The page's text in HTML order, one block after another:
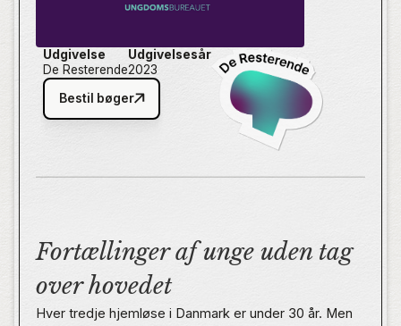
Udgivelse
De Resterende
Udgivelsesår
2023
Bestil bøger
Fortællinger af unge uden tag
over hovedet
Hver tredje hjemløse i Danmark er under 30 år. Men